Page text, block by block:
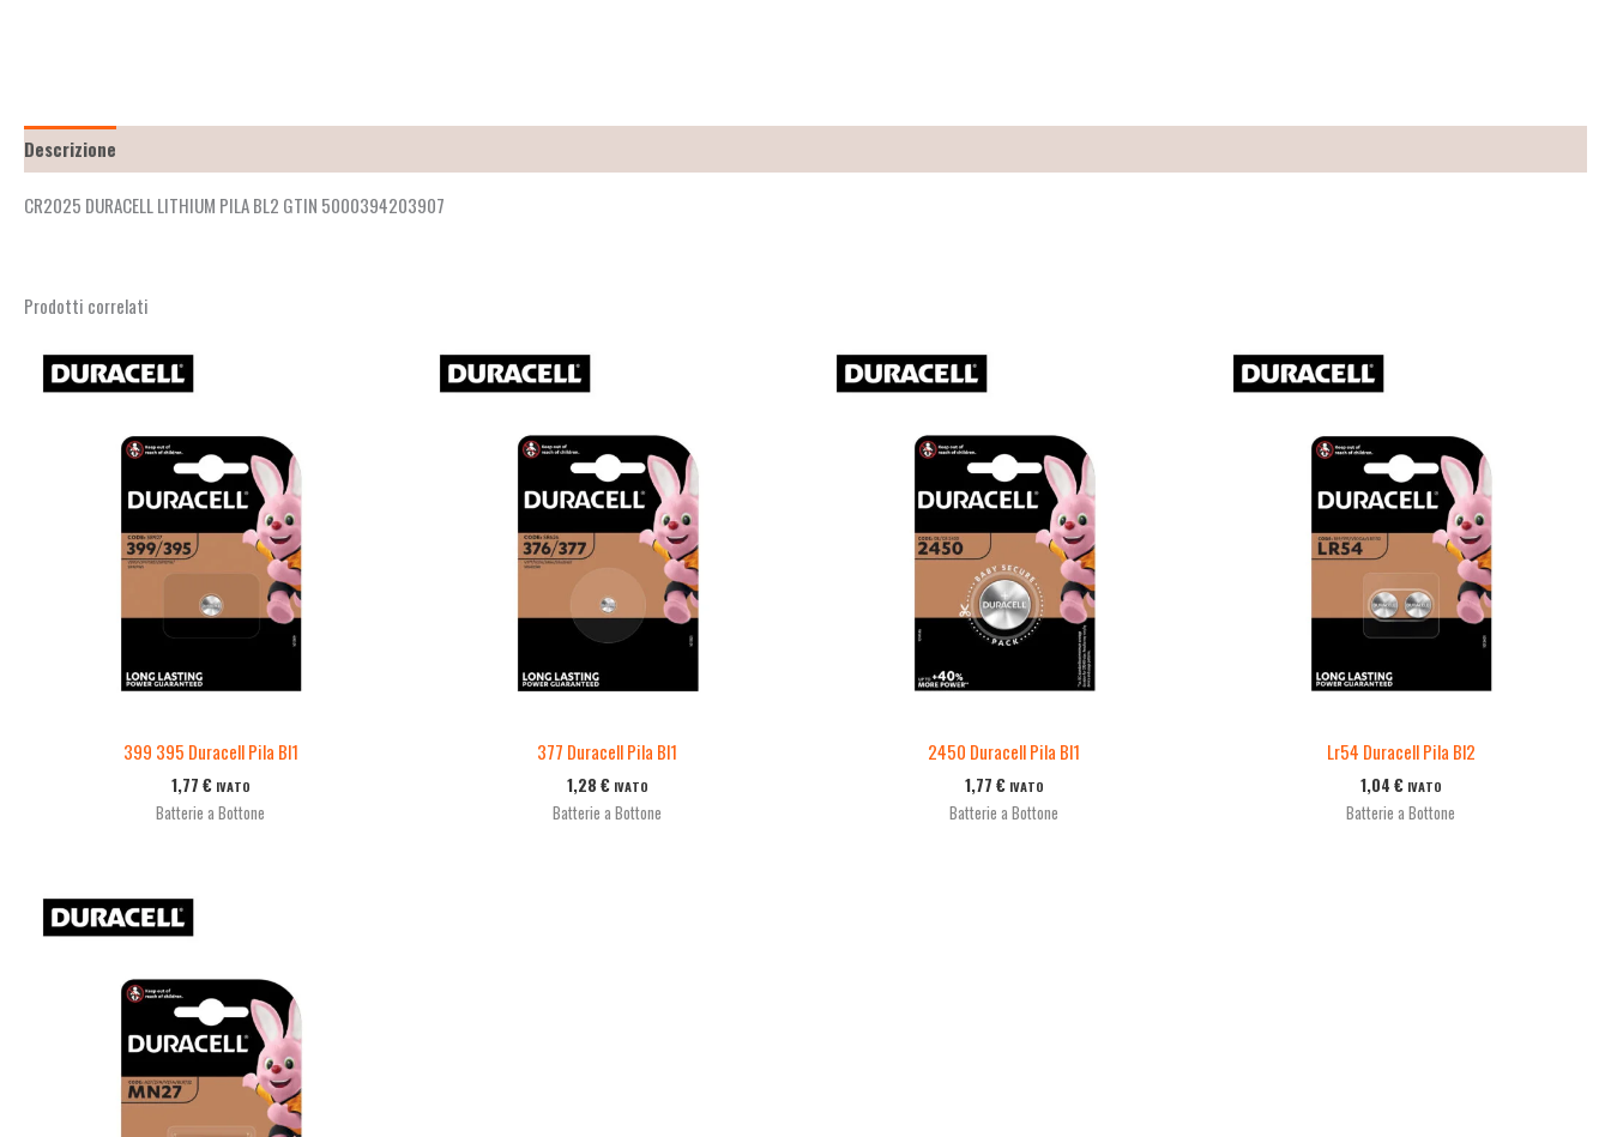
Descrizione
CR2025 DURACELL LITHIUM PILA BL2 GTIN 5000394203907
Prodotti correlati
399 395 Duracell Pila Bl1
1,77 € IVATO
Batterie a Bottone
377 Duracell Pila Bl1
1,28 € IVATO
Batterie a Bottone
2450 Duracell Pila Bl1
1,77 € IVATO
Batterie a Bottone
Lr54 Duracell Pila Bl2
1,04 € IVATO
Batterie a Bottone